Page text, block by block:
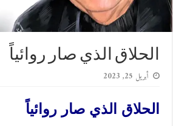
الحلاق الذي صار روائياً
أبريل 25, 2023
الحلاق الذي صار روائياً